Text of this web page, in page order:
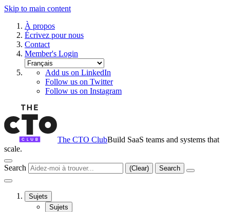
Skip to main content
À propos
Écrivez pour nous
Contact
Member's Login
Add us on LinkedIn
Follow us on Twitter
Follow us on Instagram
The CTO ClubBuild SaaS teams and systems that
scale.
Search (Clear) Search
Sujets
Sujets